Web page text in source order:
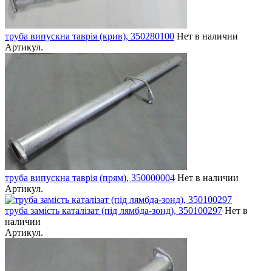
труба випускна таврія (крив), 350280100 Нет в наличии
Артикул.
труба випускна таврія (прям), 350000004 Нет в наличии
Артикул.
труба замість каталізат (під лямбда-зонд), 350100297 Нет в
наличии
Артикул.